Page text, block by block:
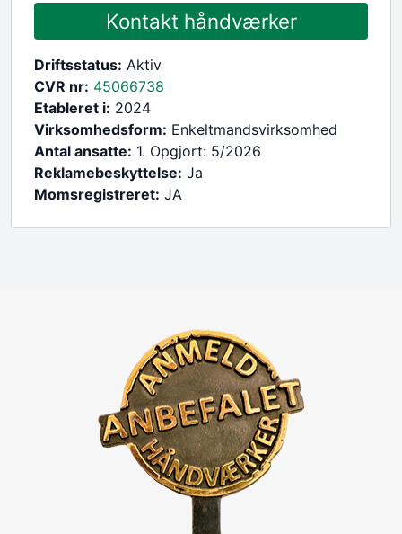
Kontakt håndværker
Driftsstatus: Aktiv
CVR nr: 45066738
Etableret i: 2024
Virksomhedsform: Enkeltmandsvirksomhed
Antal ansatte: 1. Opgjort: 5/2026
Reklamebeskyttelse: Ja
Momsregistreret: JA